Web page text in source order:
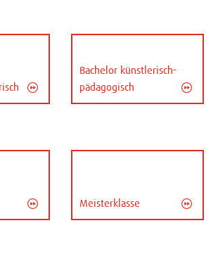
Bachelor künstlerisch-
pädagogisch
Meisterklasse